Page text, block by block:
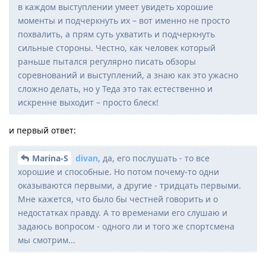
в каждом выступлении умеет увидеть хорошие
моменты и подчеркнуть их – вот именно не просто
похвалить, а прям суть ухватить и подчеркнуть
сильные стороны. Честно, как человек который
раньше пытался регулярно писать обзоры
соревнований и выступлений, а знаю как это ужасно
сложно делать, но у Теда это так естественно и
искренне выходит – просто блеск!
и первый ответ:
Marina-S divan, да, его послушать - то все
хорошие и способные. Но потом почему-то одни
оказываются первыми, а другие - тридцать первыми.
Мне кажется, что было бы честней говорить и о
недостатках правду. А то временами его слушаю и
задаюсь вопросом - одного ли и того же спортсмена
мы смотрим...